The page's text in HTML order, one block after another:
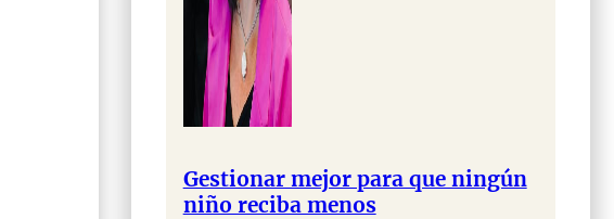
Gestionar mejor para que ningún
niño reciba menos